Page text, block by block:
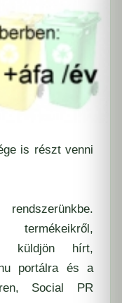
is részt venni
rendszerünkbe.
termékeikről,
küldjön hírt,
portálra és a
Social PR